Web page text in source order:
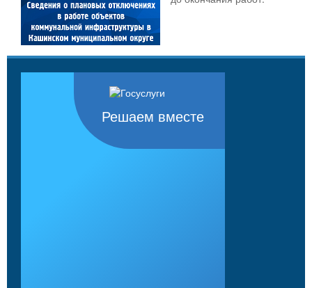
Решаем вместе